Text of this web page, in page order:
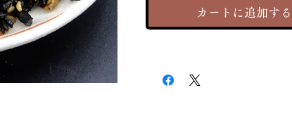
カートに追加する